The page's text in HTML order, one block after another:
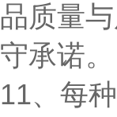
品质量
守承诺
11、每